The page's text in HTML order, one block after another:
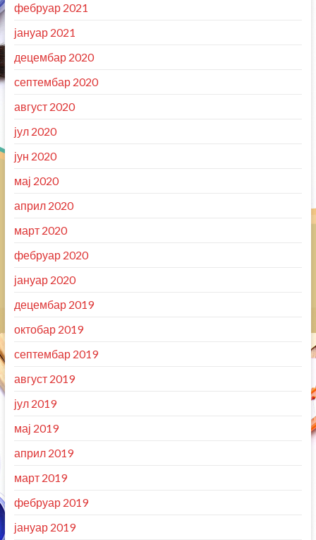
фебруар 2021
јануар 2021
децембар 2020
септембар 2020
август 2020
јул 2020
јун 2020
мај 2020
април 2020
март 2020
фебруар 2020
јануар 2020
децембар 2019
октобар 2019
септембар 2019
август 2019
јул 2019
мај 2019
април 2019
март 2019
фебруар 2019
јануар 2019